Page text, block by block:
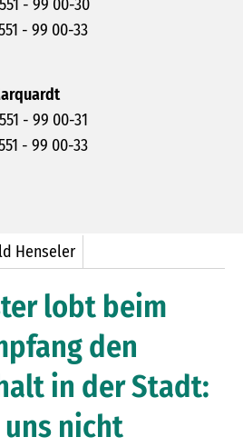
- 99 00-30
- 99 00-33
- 99 00-31
- 99 00-33
Henseler
lobt beim
den
in der Stadt:
uns nicht